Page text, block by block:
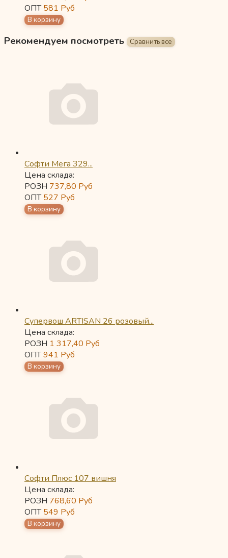
ОПТ581 Руб
Рекомендуем посмотреть
Софти Мега 329...
Цена склада:
РОЗН 737,80 Руб
ОПТ527 Руб
Супервош ARTISAN 26 розовый...
Цена склада:
РОЗН 1 317,40 Руб
ОПТ941 Руб
Софти Плюс 107 вишня
Цена склада:
РОЗН 768,60 Руб
ОПТ549 Руб